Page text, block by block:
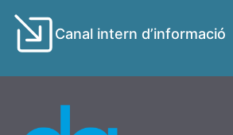
Canal intern d’informació